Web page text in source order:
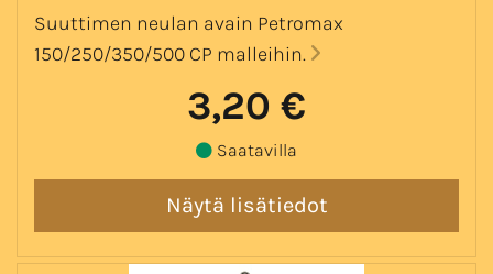
Suuttimen neulan avain Petromax
150/250/350/500 CP malleihin.
3,20 €
Saatavilla